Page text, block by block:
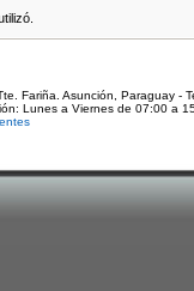
Fariña. Asunción, Paraguay -
Lunes a Viernes de 07:00 a